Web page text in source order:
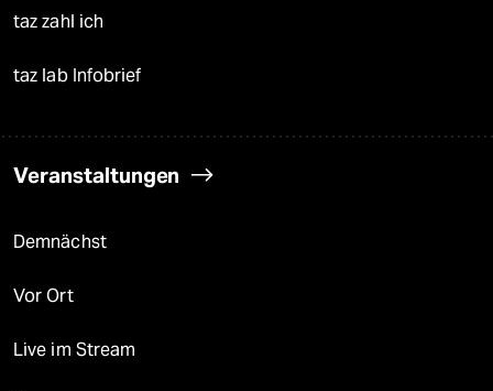
taz zahl ich
taz lab Infobrief
Veranstaltungen
Demnächst
Vor Ort
Live im Stream